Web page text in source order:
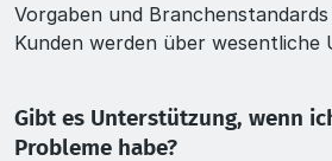
Vorgaben und
Kunden werden über wesentliche
Gibt es Unterstützung, wenn
Probleme habe?